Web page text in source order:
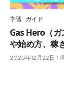
学習 ガイド
Gas Hero（
や始め方、稼
2025年12月22日 17